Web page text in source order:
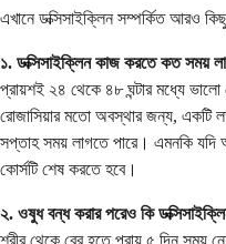
এখানে ডক্সিসাইক্লিন সম্পর্কিত আরও
১. ডক্সিসাইক্লিন কাজ করতে কত সময়
প্রায়শই ২৪ থেকে ৪৮ ঘন্টার মধ্যে
রোজাসিয়ার মতো অবস্থার জন্য, একটি
সপ্তাহ সময় লাগতে পারে। এমনকি
কোর্সটি শেষ করতে হবে।
২. ওষুধ বন্ধ করার পরেও কি
শরীর থেকে বের হতে প্রায় ৫ দিন সময়